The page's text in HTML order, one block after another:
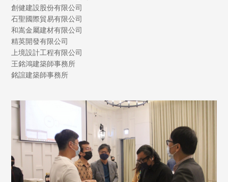
創健建設股份有限公司
石聖國際貿易有限公司
和嵩金屬建材有限公司
精英開發有限公司
上境設計工程有限公司
王銘鴻建築師事務所
銘誼建築師事務所